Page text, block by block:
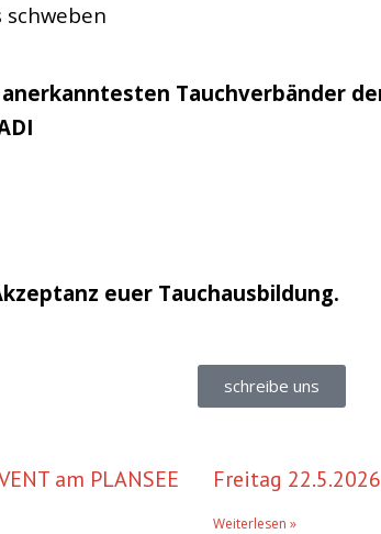
Tauchverbänder
euer Tauchausbildung.
schreibe uns
am PLANSEE Freitag
Weiterlesen »